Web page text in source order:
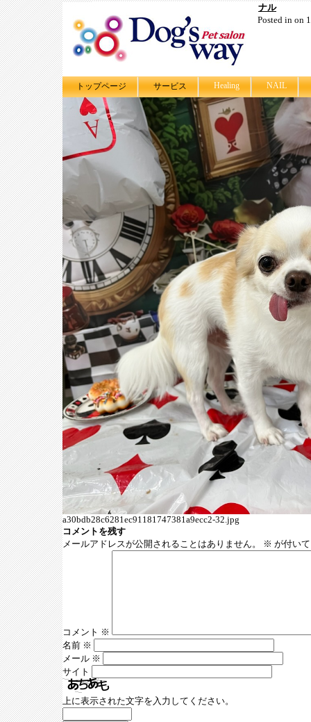
トップページ サービス Healing NAIL
ナル
Posted in on
a30bdb28c6281ec91181747381a9ecc2-32.jpg
コメントを残す
メールアドレスが公開されることはありません。
※ が付い
コメント ※
名前 ※
メール ※
サイト
上に表示された文字を入力してください。